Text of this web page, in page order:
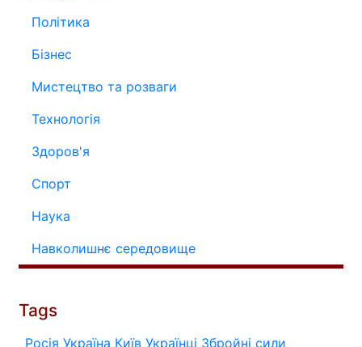
Політика
Бізнес
Мистецтво та розваги
Технологія
Здоров'я
Спорт
Наука
Навколишнє середовище
Tags
Росія Україна Київ Українці Збройні сили